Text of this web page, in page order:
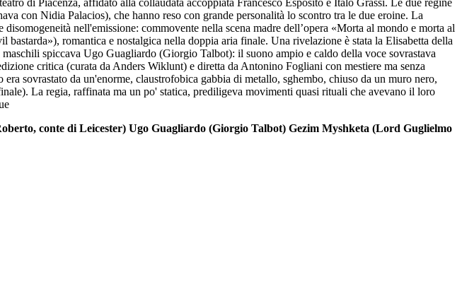
di Piacenza, affidato alla collaudata accoppiata Francesco Esposito e Italo Grassi. Le due regine
con Nidia Palacios), che hanno reso con grande personalità lo scontro tra le due eroine. La
nell'emissione: commovente nella scena madre dell’opera «Morta al mondo e morta al
romantica e nostalgica nella doppia aria finale. Una rivelazione è stata la Elisabetta della
spiccava Ugo Guagliardo (Giorgio Talbot): il suono ampio e caldo della voce sovrastava
critica (curata da Anders Wiklunt) e diretta da Antonino Fogliani con mestiere ma senza
sovrastato da un'enorme, claustrofobica gabbia di metallo, sghembo, chiuso da un muro nero,
La regia, raffinata ma un po' statica, prediligeva movimenti quasi rituali che avevano il loro
conte di Leicester) Ugo Guagliardo (Giorgio Talbot) Gezim Myshketa (Lord Guglielmo